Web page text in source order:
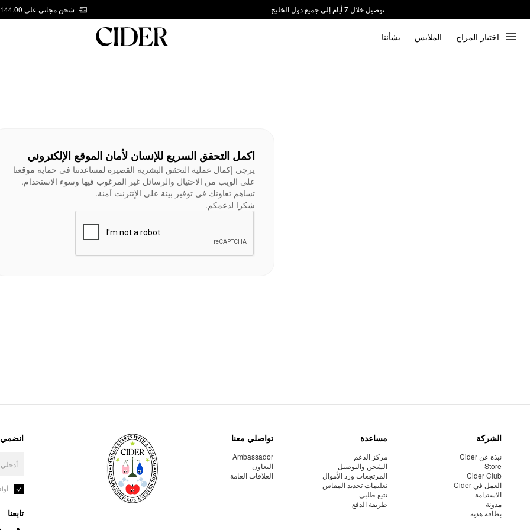
توصيل خلال 7 أيام إلى جميع دول الخليج
شحن مجاني على AED 144.00
اختيار المزاج الملابس بشأننا
اكمل التحقق السريع للإنسان لأمان الموقع الإلكتروني
يرجى إكمال عملية التحقق البشرية القصيرة لمساعدتنا في حماية موقعنا
على الويب من الاحتيال والرسائل غير المرغوب فيها وسوء الاستخدام.
تساهم تعاونك في توفير بيئة على الإنترنت آمنة.
شكرا لدعمكم.
الشركة
نبذة عن Cider
Store
Cider Club
العمل في Cider
الاستدامة
مدونة
بطاقة هدية
مساعدة
مركز الدعم
الشحن والتوصيل
المرتجعات ورد الأموال
تعليمات تحديد المقاس
تتبع طلبي
طريقة الدفع
تواصلي معنا
Ambassador
التعاون
العلاقات العامة
انضمي
تابعنا